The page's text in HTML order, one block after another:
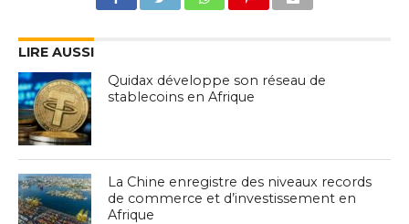
LIRE AUSSI
Quidax développe son réseau de
stablecoins en Afrique
La Chine enregistre des niveaux records
de commerce et d’investissement en
Afrique